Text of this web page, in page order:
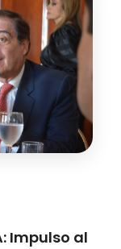
Impulso al